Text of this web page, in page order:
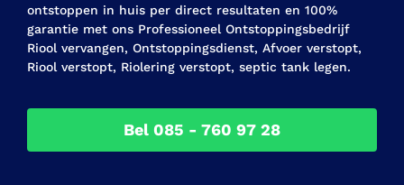
ontstoppen in huis per direct resultaten en 100%
garantie met ons Professioneel Ontstoppingsbedrijf
Riool vervangen, Ontstoppingsdienst, Afvoer verstopt,
Riool verstopt, Riolering verstopt, septic tank legen.
Bel 085 - 760 97 28